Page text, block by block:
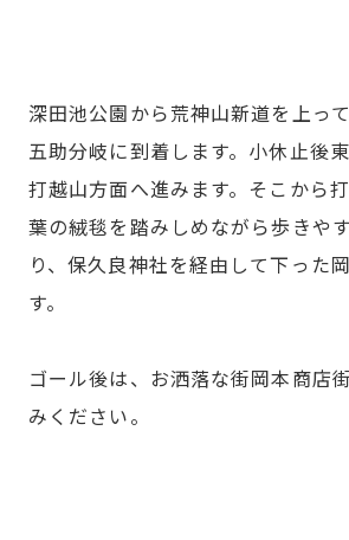
深田池公園から荒神山新道を上っ
五助分岐に到着します。小休止後
打越山方面へ進みます。そこから
葉の絨毯を踏みしめながら歩きや
り、保久良神社を経由して下った
す。
ゴール後は、お洒落な街岡本商店
みください。